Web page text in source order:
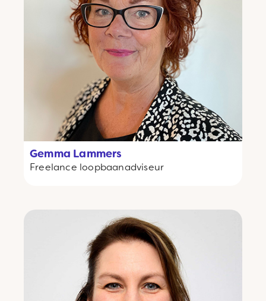
Gemma Lammers
Freelance loopbaanadviseur